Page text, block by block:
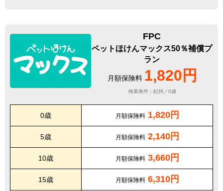
FPC
ペットほけんマックス50％補償プ
ラン
月額保険料 1,820円
検索条件：紀州／0歳
0歳 月額保険料 1,820円
5歳 月額保険料 2,140円
10歳 月額保険料 3,660円
15歳 月額保険料 6,310円